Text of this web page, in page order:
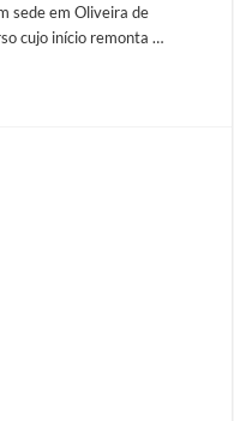
sede em Oliveira de
cujo início remonta …